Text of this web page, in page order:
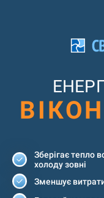
Зберігає тепло
холоду зовні
Зменшує